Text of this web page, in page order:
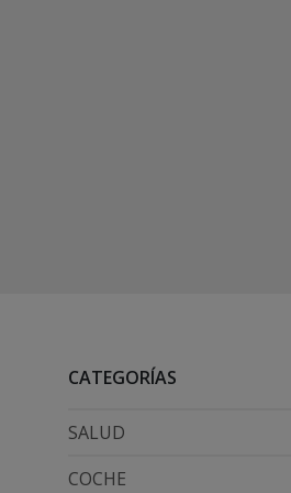
CATEGORÍAS
SALUD
COCHE